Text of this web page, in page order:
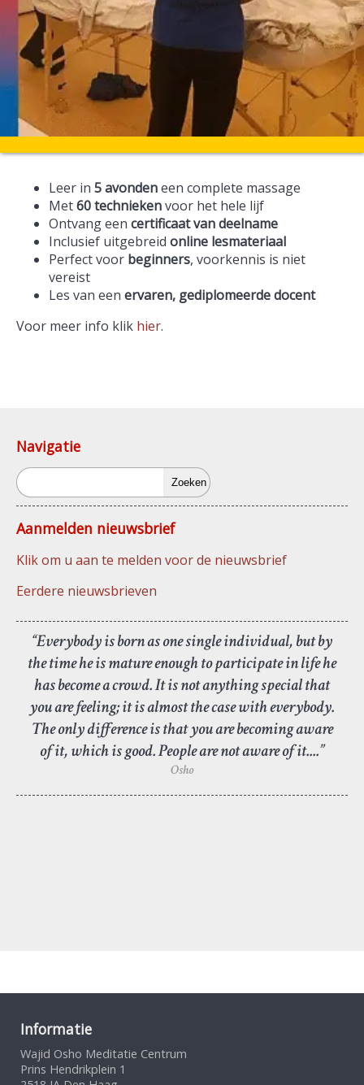
Leer in 5 avondeneen complete massage
Met60 techniekenvoor het hele lijf
Ontvang een certificaat van deelname
Inclusief uitgebreid online lesmateriaal
Perfect voor beginners, voorkennis is niet
vereist
Les van een ervaren, gediplomeerde docent
Voor meer info klik hier.
Navigatie
Zoeken
Aanmelden nieuwsbrief
Klik om u aan te melden voor de nieuwsbrief
Eerdere nieuwsbrieven
“Everybody is born as one single individual, but by
the time he is mature enough to participate in life he
has become a crowd. It is not anything special that
you are feeling; it is almost the case with everybody.
The only difference is that you are becoming aware
of it, which is good. People are not aware of it....”
Osho
Informatie
Wajid Osho Meditatie Centrum
Prins Hendrikplein 1